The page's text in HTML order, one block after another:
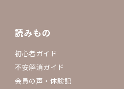
読みもの
初心者ガイド
不安解消ガイド
会員の声・体験記